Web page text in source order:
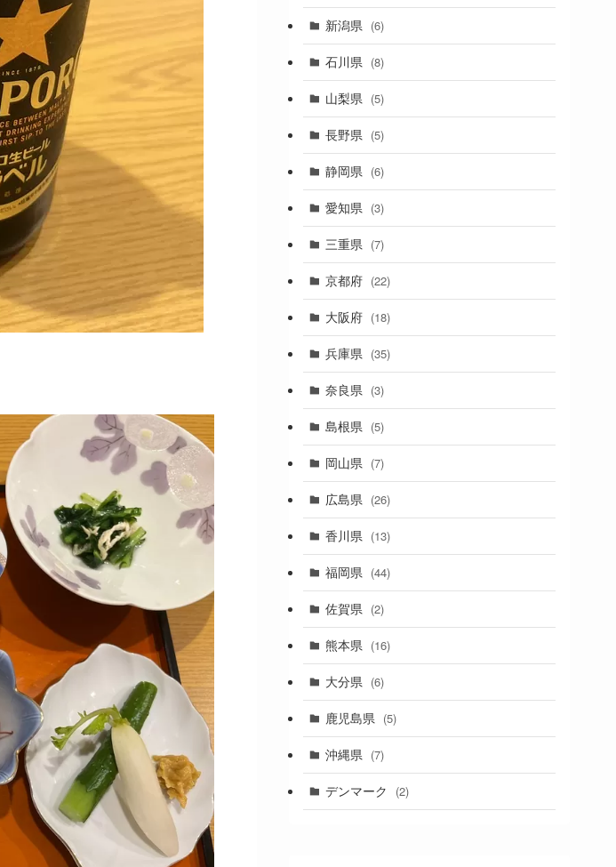
(11)
(31)
(1)
(5)
(1)
(1)
(11)
(4)
(4)
(17)
(4)
(7)
(3)
(1)
新潟県 (6)
石川県 (8)
山梨県 (5)
長野県 (5)
静岡県 (6)
愛知県 (3)
三重県 (7)
京都府 (22)
大阪府 (18)
兵庫県 (35)
奈良県 (3)
島根県 (5)
岡山県 (7)
広島県 (26)
香川県 (13)
福岡県 (44)
佐賀県 (2)
熊本県 (16)
大分県 (6)
鹿児島県 (5)
沖縄県 (7)
デンマーク (2)